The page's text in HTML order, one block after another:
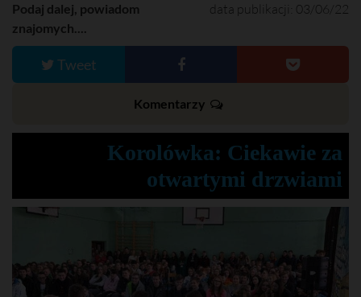
data publikacji: 03/06/22
Podaj dalej, powiadom
znajomych....
Tweet
Komentarzy
Korolówka: Ciekawie za
otwartymi drzwiami